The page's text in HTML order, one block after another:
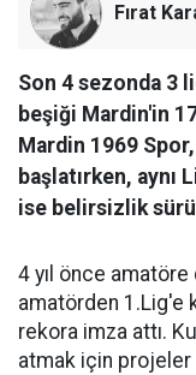
Fırat
Son 4 sezonda 3
beşiği Mardin'in
Mardin 1969
başlatırken, aynı
ise belirsizlik
4 yıl önce amatöre
amatörden 1.Lig'e
rekora imza attı.
atmak için